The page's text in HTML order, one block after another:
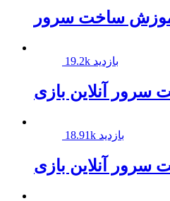
19.2k بازدید
18.91k بازدید